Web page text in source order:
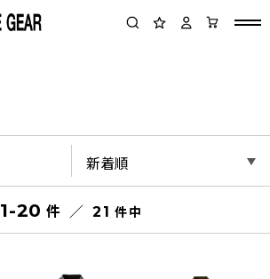
1-20 件 21 件